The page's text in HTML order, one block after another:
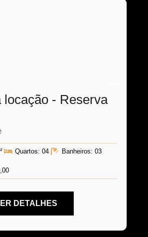
locação - Reserva
Quartos:04 Banheiros:03
DETALHES